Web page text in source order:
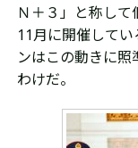
Ｎ＋３」と称し
11月に開催して
ンはこの動きに
わけだ。